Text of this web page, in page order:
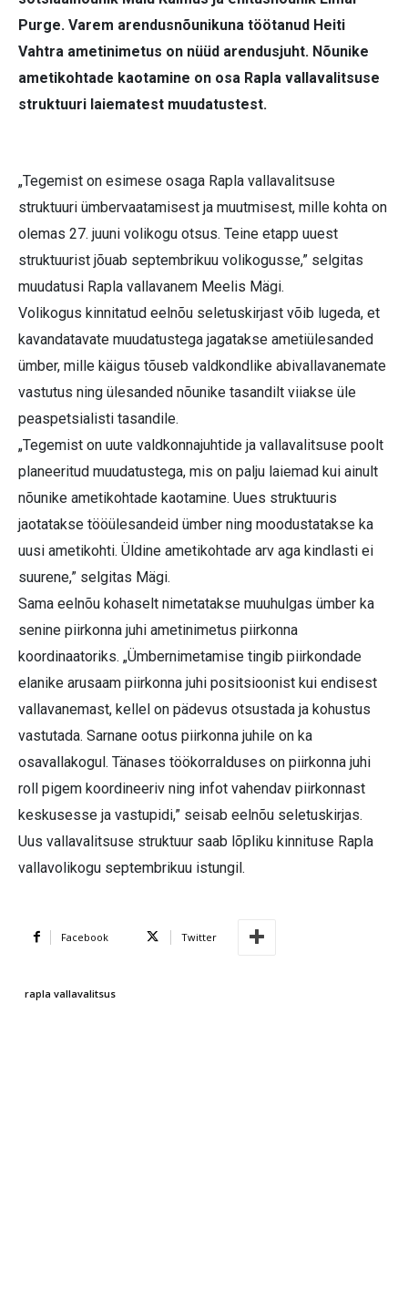
Purge. Varem arendusnõunikuna töötanud Heiti
Vahtra ametinimetus on nüüd arendusjuht. Nõunike
ametikohtade kaotamine on osa Rapla vallavalitsuse
struktuuri laiematest muudatustest.
„Tegemist on esimese osaga Rapla vallavalitsuse
struktuuri ümbervaatamisest ja muutmisest, mille kohta on
olemas 27. juuni volikogu otsus. Teine etapp uuest
struktuurist jõuab septembrikuu volikogusse,” selgitas
muudatusi Rapla vallavanem Meelis Mägi.
Volikogus kinnitatud eelnõu seletuskirjast võib lugeda, et
kavandatavate muudatustega jagatakse ametiülesanded
ümber, mille käigus tõuseb valdkondlike abivallavanemate
vastutus ning ülesanded nõunike tasandilt viiakse üle
peaspetsialisti tasandile.
„Tegemist on uute valdkonnajuhtide ja vallavalitsuse poolt
planeeritud muudatustega, mis on palju laiemad kui ainult
nõunike ametikohtade kaotamine. Uues struktuuris
jaotatakse tööülesandeid ümber ning moodustatakse ka
uusi ametikohti. Üldine ametikohtade arv aga kindlasti ei
suurene,” selgitas Mägi.
Sama eelnõu kohaselt nimetatakse muuhulgas ümber ka
senine piirkonna juhi ametinimetus piirkonna
koordinaatoriks. „Ümbernimetamise tingib piirkondade
elanike arusaam piirkonna juhi positsioonist kui endisest
vallavanemast, kellel on pädevus otsustada ja kohustus
vastutada. Sarnane ootus piirkonna juhile on ka
osavallakogul. Tänases töökorralduses on piirkonna juhi
roll pigem koordineeriv ning infot vahendav piirkonnast
keskusesse ja vastupidi,” seisab eelnõu seletuskirjas.
Uus vallavalitsuse struktuur saab lõpliku kinnituse Rapla
vallavolikogu septembrikuu istungil.
Facebook Twitter
rapla vallavalitsus